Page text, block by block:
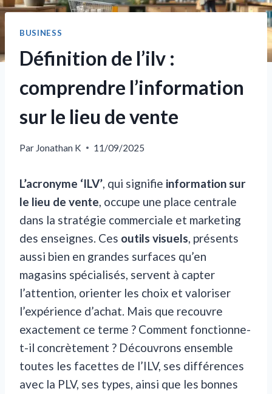
BUSINESS
Définition de l’ilv :
comprendre l’information
sur le lieu de vente
Par Jonathan K 11/09/2025
L’acronyme ‘ILV’, qui signifie information sur
le lieu de vente, occupe une place centrale
dans la stratégie commerciale et marketing
des enseignes. Ces outils visuels, présents
aussi bien en grandes surfaces qu’en
magasins spécialisés, servent à capter
l’attention, orienter les choix et valoriser
l’expérience d’achat. Mais que recouvre
exactement ce terme ? Comment fonctionne-
t-il concrètement ? Découvrons ensemble
toutes les facettes de l’ILV, ses différences
avec la PLV, ses types, ainsi que les bonnes